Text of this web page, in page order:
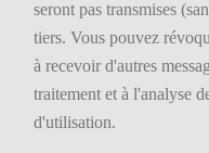
seront pas transmises
tiers. Vous pouvez
à recevoir d'autres
traitement et à l'analyse
d'utilisation.